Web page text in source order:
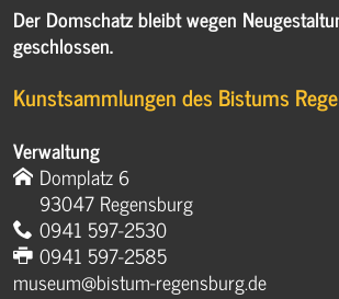
Der Domschatz bleibt wegen
geschlossen.
Kunstsammlungen des Bistums
Verwaltung
Domplatz 6
93047 Regensburg
0941 597-2530
0941 597-2585
museum@bistum-regensburg.de